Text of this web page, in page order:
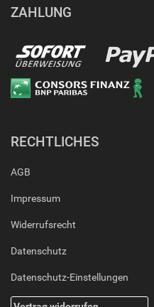
ZAHLUNG
RECHTLICHES
AGB
Impressum
Widerrufsrecht
Datenschutz
Datenschutz-Einstellungen